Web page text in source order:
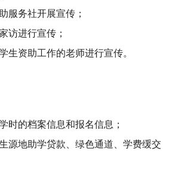
金补助
服务社开展宣传；
访进行宣传；
生资助工作的老师进行宣传。
时的档案信息和报名信息；
源地助学贷款、绿色通道、学费缓交